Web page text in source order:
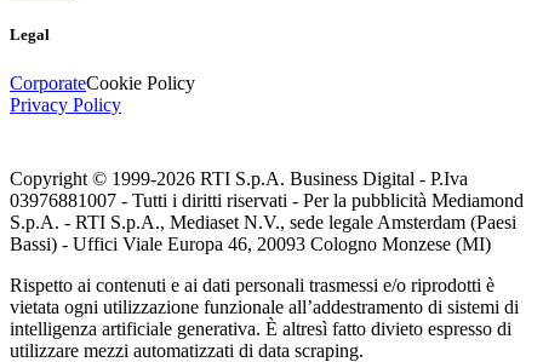
Legal
CorporateCookie Policy
Privacy Policy
Copyright © 1999-2026 RTI S.p.A. Business Digital - P.Iva
03976881007 - Tutti i diritti riservati - Per la pubblicità Mediamond
S.p.A. - RTI S.p.A., Mediaset N.V., sede legale Amsterdam (Paesi
Bassi) - Uffici Viale Europa 46, 20093 Cologno Monzese (MI)
Rispetto ai contenuti e ai dati personali trasmessi e/o riprodotti è
vietata ogni utilizzazione funzionale all’addestramento di sistemi di
intelligenza artificiale generativa. È altresì fatto divieto espresso di
utilizzare mezzi automatizzati di data scraping.